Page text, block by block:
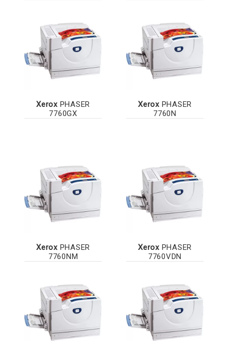
XeroxPHASER
7760GX
XeroxPHASER
7760N
XeroxPHASER
7760NM
XeroxPHASER
7760VDN